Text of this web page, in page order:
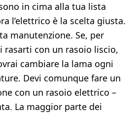
in cima alla tua lista
l’elettrico è la scelta giusta.
manutenzione. Se, per
rasarti con un rasoio liscio,
cambiare la lama ogni
Devi comunque fare un
con un rasoio elettrico –
La maggior parte dei